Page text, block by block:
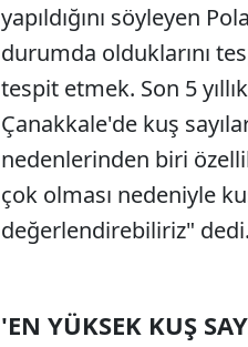
yapıldığını söyleyen
durumda olduklarını
tespit etmek. Son 5
Çanakkale'de kuş
nedenlerinden biri
çok olması nedeniyle
değerlendirebiliriz" dedi.
'EN YÜKSEK KUŞ